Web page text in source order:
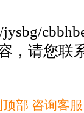
请您联
顶部 咨询客服